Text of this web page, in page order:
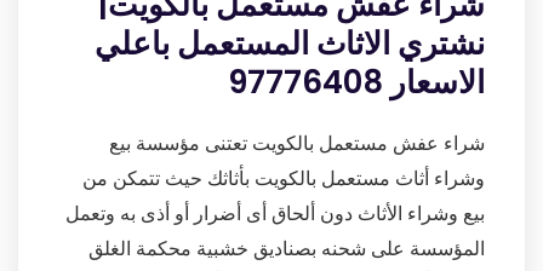
نشتري الاثاث المستعمل باعلي
الاسعار 97776408
شراء عفش مستعمل بالكويت تعتنى مؤسسة بيع
وشراء أثاث مستعمل بالكويت بأثاثك حيث تتمكن من
بيع وشراء الأثاث دون ألحاق أى أضرار أو أذى به وتعمل
المؤسسة على شحنه بصناديق خشبية محكمة الغلق